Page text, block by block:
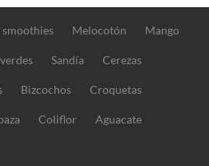
smoothies Melocotón Mango
Sandía Cerezas
Bizcochos Croquetas
Coliflor Aguacate